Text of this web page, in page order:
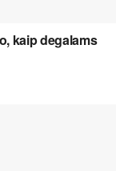
kaip degalams